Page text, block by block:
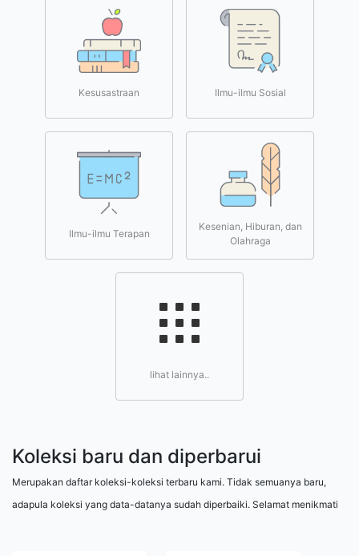
Kesusastraan Ilmu-ilmu Sosial
Ilmu-ilmu Terapan
Kesenian, Hiburan, dan
Olahraga
lihat lainnya..
Koleksi baru dan diperbarui
Merupakan daftar koleksi-koleksi terbaru kami. Tidak semuanya baru,
adapula koleksi yang data-datanya sudah diperbaiki. Selamat menikmati